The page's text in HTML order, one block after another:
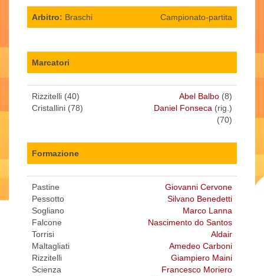
Arbitro: Braschi Campionato-partita
Marcatori
Rizzitelli (40)
Cristallini (78)
Abel Balbo (8)
Daniel Fonseca (rig.)
(70)
Formazione
Pastine
Pessotto
Sogliano
Falcone
Torrisi
Maltagliati
Rizzitelli
Scienza
Giovanni Cervone
Silvano Benedetti
Marco Lanna
Nascimento do Santos
Aldair
Amedeo Carboni
Giampiero Maini
Francesco Moriero